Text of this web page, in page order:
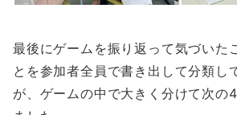
最後にゲームを振り返って気づいた
とを参加者全員で書き出して分類し
が、ゲームの中で大きく分けて次の